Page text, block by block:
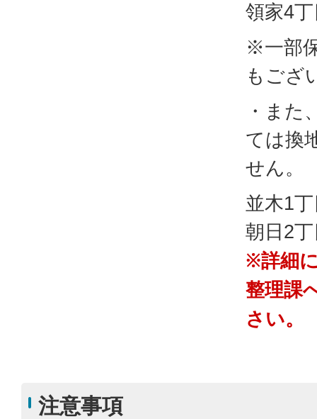
領家4
※一部
もござ
・また
ては換
せん。
並木1
朝日2
※詳細
整理課
さい。
注意事項